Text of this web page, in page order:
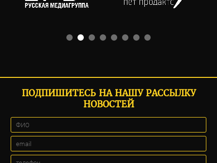
ПОДПИШИТЕСЬ НА НАШУ РАССЫЛКУ
НОВОСТЕЙ